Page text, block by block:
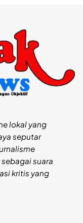
lokal yang
seputar
suara
kritis yang